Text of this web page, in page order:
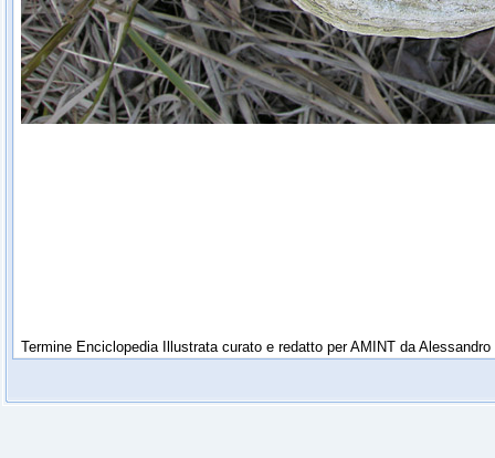
Termine Enciclopedia Illustrata curato e redatto per AMINT da